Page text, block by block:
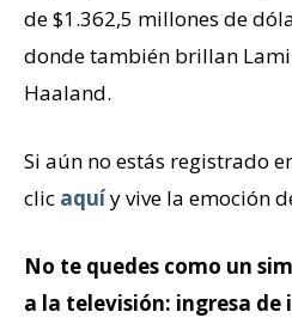
de $1.362,5 millones de
donde también brillan
Haaland.
Si aún no estás registrado
clic aquíy vive la emoción
No te quedes como un
a la televisión: ingresa de